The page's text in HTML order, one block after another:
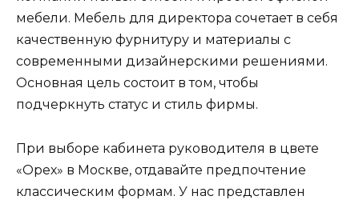
мебели. Мебель для директора сочетает в себя
качественную фурнитуру и материалы с
современными дизайнерскими решениями.
Основная цель состоит в том, чтобы
подчеркнуть статус и стиль фирмы.
При выборе кабинета руководителя в цвете
«Орех» в Москве, отдавайте предпочтение
классическим формам. У нас представлен